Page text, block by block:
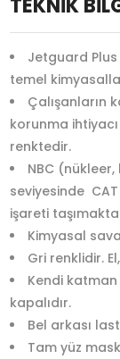
Jetguard Plus
temel
Çalışanların
korunma
renktedir.
NBC
seviyesinde
işareti
Kimyasal
Gri renklidir.
Kendi katman
kapalıdır.
Bel arkası
Tam yüz